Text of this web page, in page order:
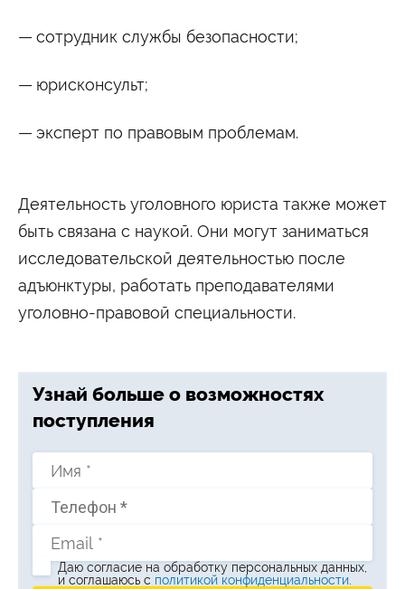
сотрудник службы безопасности;
юрисконсульт;
эксперт по правовым проблемам.
Деятельность уголовного юриста также может
быть связана с наукой. Они могут заниматься
исследовательской деятельностью после
адъюнктуры, работать преподавателями
уголовно-правовой специальности.
Узнай больше о возможностях
поступления
Даю согласие на обработку персональных данных,
и соглашаюсь c политикой конфиденциальности